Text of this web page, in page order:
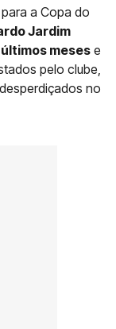
a Copa do
Jardim
meses e
pelo clube,
no